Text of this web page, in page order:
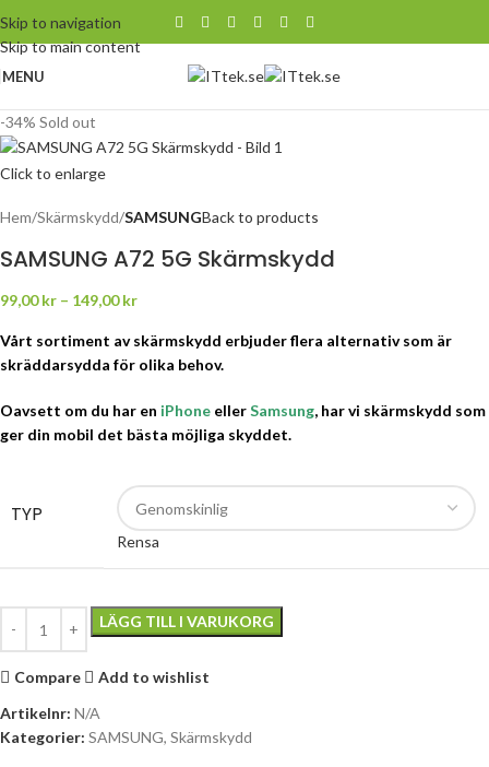
Skip to navigation
Skip to main content
MENU
-34% Sold out
Click to enlarge
Hem Skärmskydd SAMSUNGBack to products
SAMSUNG A72 5G Skärmskydd
99,00kr – 149,00kr
Vårt sortiment av skärmskydd erbjuder flera alternativ som är
skräddarsydda för olika behov.
Oavsett om du har en iPhone ellerSamsung, har vi skärmskydd som
ger din mobil det bästa möjliga skyddet.
TYP
Rensa
LÄGG TILL I VARUKORG
Compare
Add to wishlist
Artikelnr: N/A
Kategorier: SAMSUNG, Skärmskydd